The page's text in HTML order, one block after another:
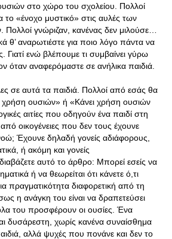
στο χώρο του σχολείου. Πολλοί
το «ένοχο μυστικό» στις αυλές των
Πολλοί γνώριζαν, κανένας δεν μιλούσε…
θ’ αναρωτιέστε για ποιο λόγο πάντα να
Γιατί ενώ βλέπουμε τι συμβαίνει γύρω
όταν αναφερόμαστε σε ανήλικα παιδιά.
σε αυτά τα παιδιά. Πολλοί από εσάς θα
χρήση ουσιών» ή «Κάνει χρήση ουσιών
αιτίες που οδηγούν ένα παιδί στη
οικογένειες που δεν τους έχουνε
Έχουνε δηλαδή γονείς αδιάφορους,
ή ακόμη και γονείς
αυτό το άρθρο: Μπορεί εσείς να
ή να θεωρείται ότι κάνετε ό,τι
πραγματικότητα διαφορετική από τη
η ανάγκη του είναι να δραπετεύσει
του προσφέρουν οι ουσίες. Ένα
δυσάρεστη, χωρίς κανένα συναίσθημα
αλλά ψυχές που πονάνε και δεν το